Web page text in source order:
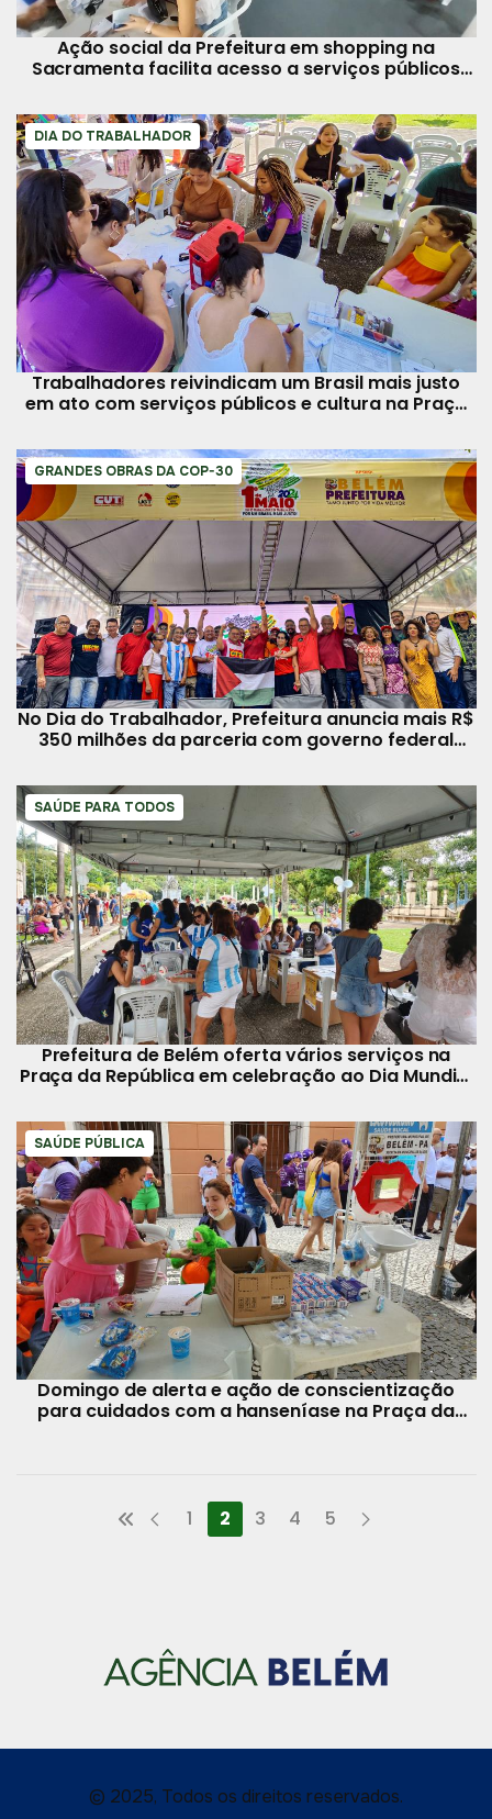
Ação social da Prefeitura em shopping na
Sacramenta facilita acesso a serviços públicos
DIA DO TRABALHADOR
Trabalhadores reivindicam um Brasil mais justo
em ato com serviços públicos e cultura na Praça
GRANDES OBRAS DA COP-30
No Dia do Trabalhador, Prefeitura anuncia mais R$
350 milhões da parceria com governo federal
SAÚDE PARA TODOS
Prefeitura de Belém oferta vários serviços na
Praça da República em celebração ao Dia Mundial
SAÚDE PÚBLICA
Domingo de alerta e ação de conscientização
para cuidados com a hanseníase na Praça da
1 2 3 4 5
© 2025, Todos os direitos reservados.